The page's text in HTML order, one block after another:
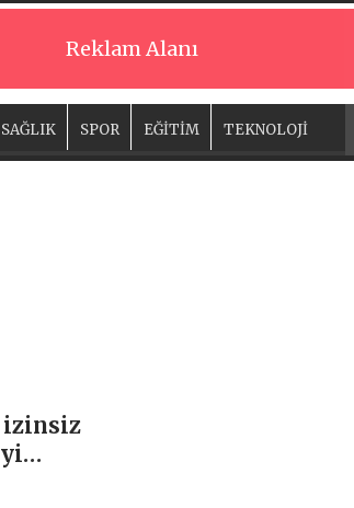
Reklam Alanı
SAĞLIK SPOR EĞİTİM TEKNOLOJİ
izinsiz